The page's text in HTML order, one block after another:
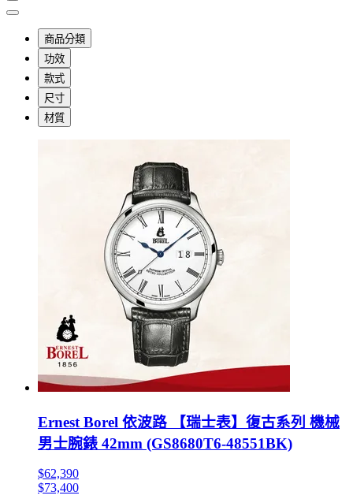
商品分類
功效
款式
尺寸
材質
Ernest Borel 依波路 【瑞士表】復古系列 機械
男士腕錶 42mm (GS8680T6-48551BK)
$62,390
$73,400